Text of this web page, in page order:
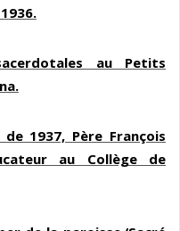
au Petits
1937, Père François
au Collège de